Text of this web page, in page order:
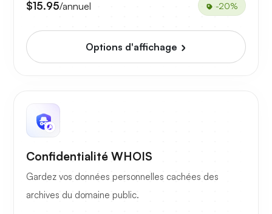
$15.95/annuel -20%
Options d'affichage
Confidentialité WHOIS
Gardez vos données personnelles cachées des
archives du domaine public.